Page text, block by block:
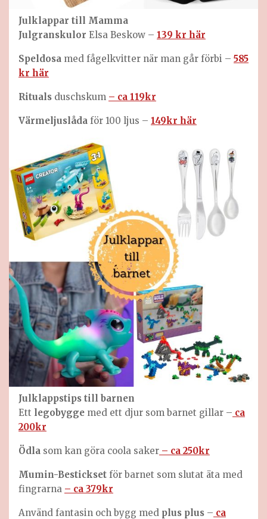
Julklappar till Mamma
Julgranskulor Elsa Beskow – 139 kr här
Speldosa med fågelkvitter när man går förbi – 585
kr här
Rituals duschskum – ca 119kr
Värmeljuslåda för 100 ljus – 149kr här
Julklappstips till barnen
Ett legobygge med ett djur som barnet gillar – ca
200kr
Ödla som kan göra coola saker – ca 250kr
Mumin-Bestickset för barnet som slutat äta med
fingrarna – ca 379kr
Använd fantasin och bygg med plus plus – ca